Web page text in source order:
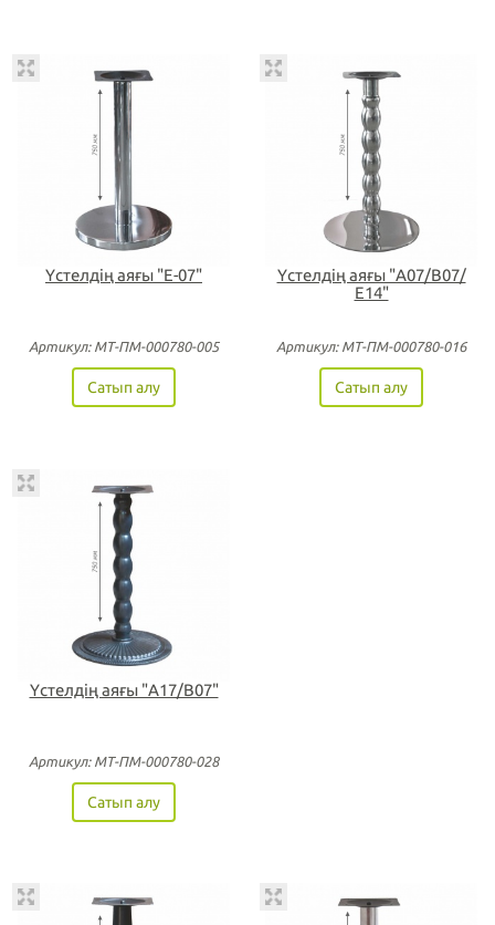
Үстелдің аяғы "Е-07"
Артикул: МТ-ПМ-000780-005
Сатып алу
Үстелдің аяғы "А07/В07/
Е14"
Артикул: МТ-ПМ-000780-016
Сатып алу
Үстелдің аяғы "А17/В07"
Артикул: МТ-ПМ-000780-028
Сатып алу